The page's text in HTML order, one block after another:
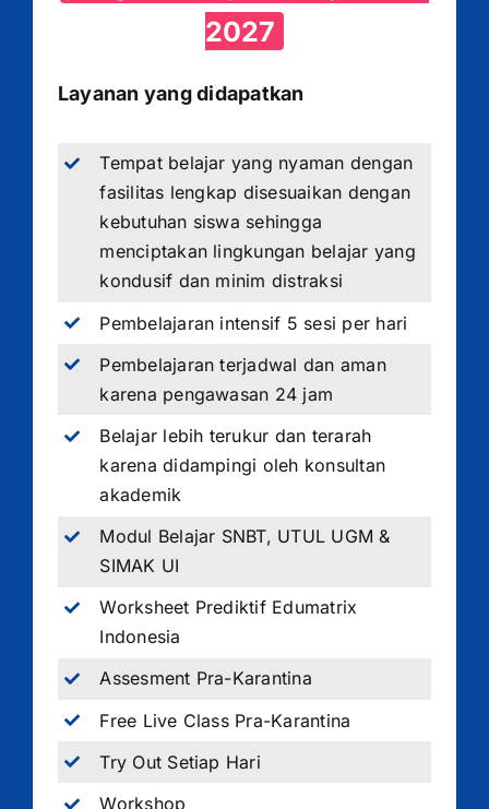
2027
Layanan yang didapatkan
Tempat belajar yang nyaman dengan
fasilitas lengkap disesuaikan dengan
kebutuhan siswa sehingga
menciptakan lingkungan belajar yang
kondusif dan minim distraksi
Pembelajaran intensif 5 sesi per hari
Pembelajaran terjadwal dan aman
karena pengawasan 24 jam
Belajar lebih terukur dan terarah
karena didampingi oleh konsultan
akademik
Modul Belajar SNBT, UTUL UGM &
SIMAK UI
Worksheet Prediktif Edumatrix
Indonesia
Assesment Pra-Karantina
Free Live Class Pra-Karantina
Try Out Setiap Hari
Workshop